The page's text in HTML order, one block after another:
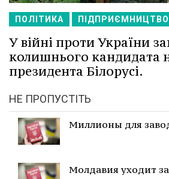
ПОЛІТИКА ПІДПРИЄМНИЦТВО
У війні проти України
колишнього кандидата
президента Білорусі.
НЕ ПРОПУСТІТЬ
Миллионы для
Молдавия уходит